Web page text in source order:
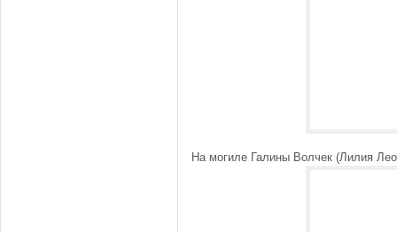
На могиле Галины Волчек (Лилия